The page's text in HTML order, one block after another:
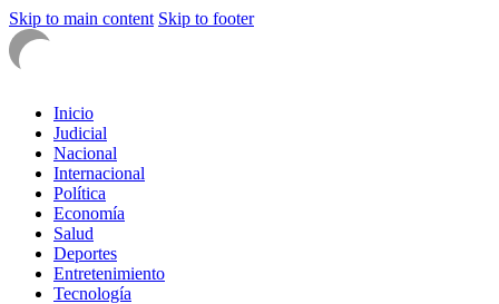
Skip to main content Skip to footer
Inicio
Judicial
Nacional
Internacional
Política
Economía
Salud
Deportes
Entretenimiento
Tecnología